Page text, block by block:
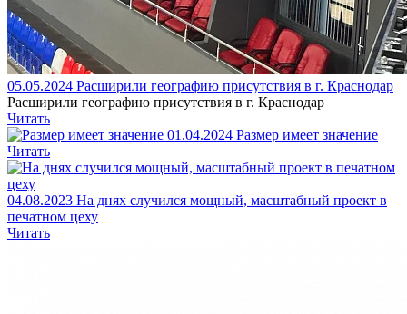
05.05.2024 Расширили географию присутствия в г. Краснодар
Расширили географию присутствия в г. Краснодар
Читать
01.04.2024 Размер имеет значение
Читать
04.08.2023 На днях случился мощный, масштабный проект в
печатном цеху
Читать